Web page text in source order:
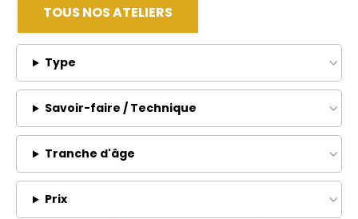
TOUS NOS ATELIERS
Type
Savoir-faire / Technique
Tranche d'âge
Prix